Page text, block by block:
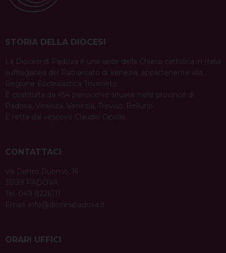
STORIA DELLA DIOCESI
La Diocesi di Padova è una sede della Chiesa cattolica in Italia
suffraganea del Patriarcato di Venezia, appartenente alla
Regione Ecclesiastica Triveneto.
È costituita da 454 parrocchie situate nelle province di
Padova, Vicenza, Venezia, Treviso, Belluno.
È retta dal vescovo Claudio Cipolla.
CONTATTACI
via Dietro Duomo, 15
35139 PADOVA
Tel. 049 8226111
Email: info@diocesipadova.it
ORARI UFFICI